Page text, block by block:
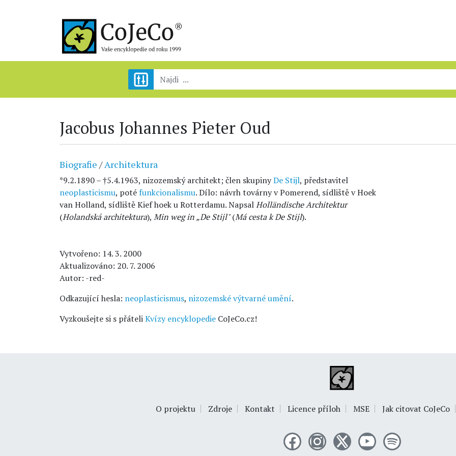
Jacobus Johannes Pieter Oud
Biografie /Architektura
*9.2.1890 – †5.4.1963, nizozemský architekt; člen skupinyDe Stijl, představitel
neoplasticismu, poté funkcionalismu. Dílo: návrh továrny v Pomerend, sídliště v Hoek
van Holland, sídliště Kief hoek u Rotterdamu. NapsalHolländische Architektur
(Holandská architektura), Min weg in „De Stijl"(Má cesta k De Stijl).
Vytvořeno: 14. 3. 2000
Aktualizováno: 20. 7. 2006
Autor: -red-
Odkazující hesla: neoplasticismus, nizozemské výtvarné umění.
Vyzkoušejte si s přáteliKvízy encyklopedie CoJeCo.cz!
O projektu Zdroje Kontakt Licence příloh MSE Jak citovat CoJeCo